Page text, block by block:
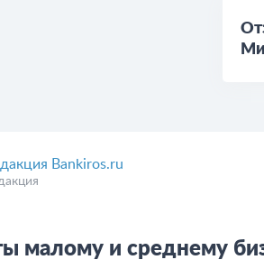
Bankiros.ru
малому и среднему